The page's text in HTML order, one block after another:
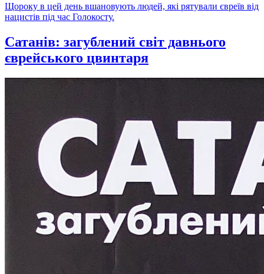
Щороку в цей день вшановують людей, які рятували євреїв від
нацистів під час Голокосту.
Сатанів: загублений світ давнього
єврейського цвинтаря